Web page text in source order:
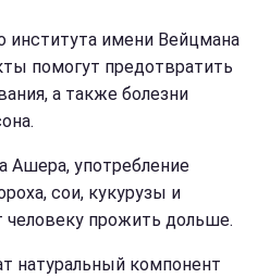
института имени Вейцмана
помогут предотвратить
а также болезни
Ашера, употребление
сои, кукурузы и
человеку прожить дольше.
натуральный компонент